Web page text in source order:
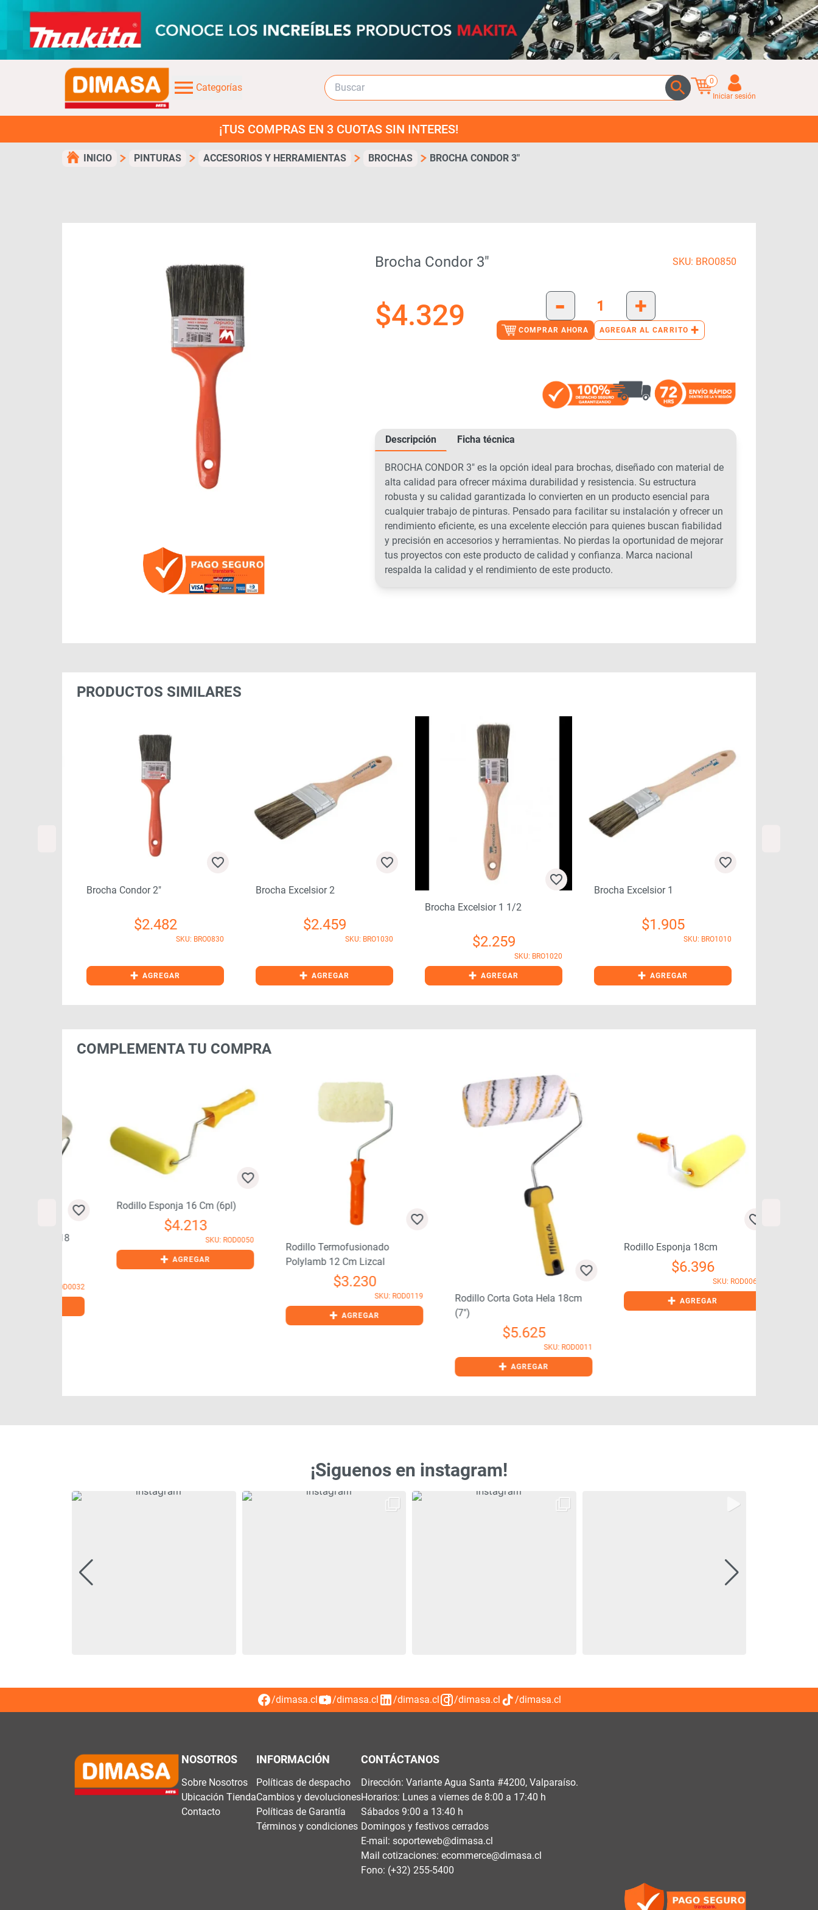
Categorías
0
Iniciar sesión
¡TUS COMPRAS EN 3 CUOTAS SIN INTERES!
INICIO PINTURAS ACCESORIOS Y HERRAMIENTAS BROCHAS BROCHA CONDOR 3″
Brocha Condor 3″ SKU: BRO0850
$4.329 - +
COMPRAR AHORA AGREGAR AL CARRITO +
Descripción Ficha técnica
BROCHA CONDOR 3″ es la opción ideal para brochas, diseñado con material de
alta calidad para ofrecer máxima durabilidad y resistencia. Su estructura
robusta y su calidad garantizada lo convierten en un producto esencial para
cualquier trabajo de pinturas. Pensado para facilitar su instalación y ofrecer un
rendimiento eficiente, es una excelente elección para quienes buscan fiabilidad
y precisión en accesorios y herramientas. No pierdas la oportunidad de mejorar
tus proyectos con este producto de calidad y confianza. Marca nacional
respalda la calidad y el rendimiento de este producto.
PRODUCTOS SIMILARES
Brocha Condor 2″
$2.482
SKU: BRO0830
+ AGREGAR
Brocha Excelsior 2
$2.459
SKU: BRO1030
+ AGREGAR
Brocha Excelsior 1 1/2
$2.259
SKU: BRO1020
+ AGREGAR
Brocha Excelsior 1
$1.905
SKU: BRO1010
+ AGREGAR
COMPLEMENTA TU COMPRA
Rodillo Esponja 16 Cm (6pl)
4.213
SKU: ROD0050
AGREGAR
Rodillo Termofusionado
Polylamb 12 Cm Lizcal
3.230
SKU: ROD0119
AGREGAR
Rodillo Corta Gota Hela 18cm
5.625
SKU: ROD0011
AGREGAR
Rodillo Esponja 18cm
6.396
SKU: ROD0060
AGREGAR
¡Siguenos en instagram!
/dimasa.cl /dimasa.cl /dimasa.cl /dimasa.cl /dimasa.cl
NOSOTROS
Sobre Nosotros
Ubicación Tienda
Contacto
INFORMACIÓN
Políticas de despacho
Cambios y devoluciones
Políticas de Garantía
Términos y condiciones
CONTÁCTANOS
Dirección: Variante Agua Santa #4200, Valparaíso.
Horarios: Lunes a viernes de 8:00 a 17:40 h
Sábados 9:00 a 13:40 h
Domingos y festivos cerrados
E-mail: soporteweb@dimasa.cl
Mail cotizaciones: ecommerce@dimasa.cl
Fono: (+32) 255-5400